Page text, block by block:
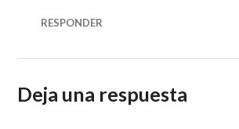
RESPONDER
Deja una respuesta